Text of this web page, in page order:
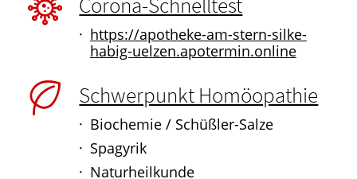
https://apotheke-am-stern-silke-
habig-uelzen.apotermin.online
Schwerpunkt Homöopathie
Biochemie / Schüßler-Salze
Spagyrik
Naturheilkunde